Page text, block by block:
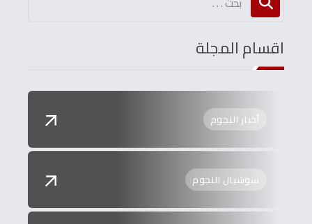
اقسام المجلة
أخبار النجوم
سوشيال النجوم